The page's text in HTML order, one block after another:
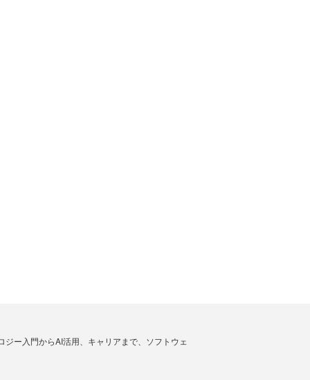
ー入門からAI活用、キャリアまで、ソフトウェ